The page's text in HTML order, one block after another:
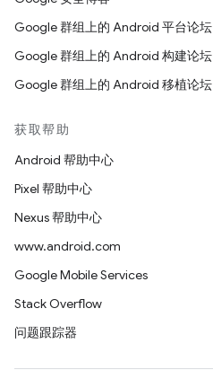
Google 群组上的 Android 平台论坛
Google 群组上的 Android 构建论坛
Google 群组上的 Android 移植论坛
获取帮助
Android 帮助中心
Pixel 帮助中心
Nexus 帮助中心
www.android.com
Google Mobile Services
Stack Overflow
问题跟踪器